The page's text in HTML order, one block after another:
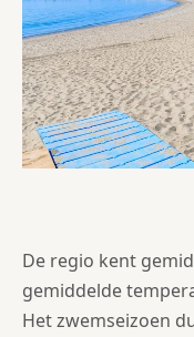
De regio kent
gemiddelde
Het zwemseizoen